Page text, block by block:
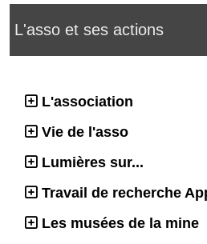
L'asso et ses actions
L'association
Vie de l'asso
Lumières sur...
Travail de recherche
Les musées de la mine